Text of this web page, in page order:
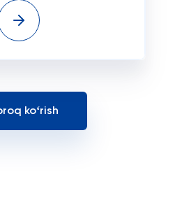
koʻrish